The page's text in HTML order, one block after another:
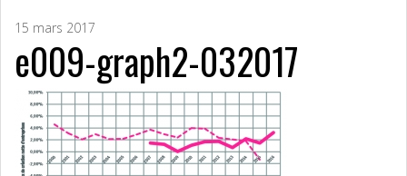
15 mars 2017
e009-graph2-032017